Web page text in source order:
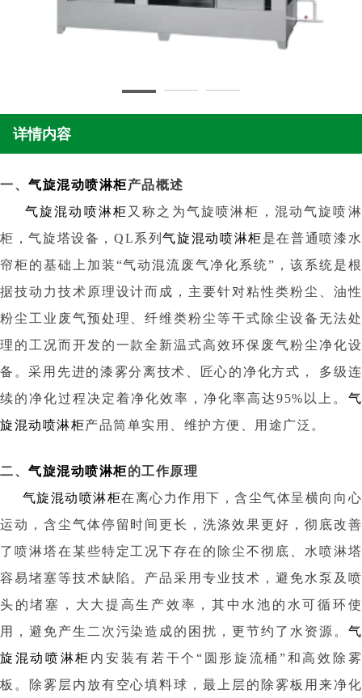
详情内容
一、 气旋混动喷淋柜产品概述
气旋混动喷淋柜 又称之为气旋喷淋柜，混动气旋喷淋
柜，气旋塔设备，QL系列气旋混动喷淋柜是在普通喷漆水
帘柜的基础上加装“气动混流废气净化系统”，该系统是根
据技动力技术原理设计而成，主要针对粘性类粉尘、油性
粉尘工业废气预处理、纤维类粉尘等干式除尘设备无法处
理的工况而开发的一款全新温式高效环保废气粉尘净化设
备。采用先进的漆雾分离技术、匠心的净化方式， 多级连
续的净化过程决定着净化效率，净化率高达95%以上。 气
旋混动喷淋柜产品筒单实用、维护方便、用途广泛。
二、 气旋混动喷淋柜的工作原理
气旋混动喷淋柜在离心力作用下，含尘气体呈横向向心
运动，含尘气体停留时间更长，洗涤效果更好，彻底改善
了喷淋塔在某些特定工况下存在的除尘不彻底、水喷淋塔
容易堵塞等技术缺陷。产品采用专业技术，避免水泵及喷
头的堵塞，大大提高生产效率，其中水池的水可循环使
用，避免产生二次污染造成的困扰，更节约了水资源。 气
旋混动喷淋柜 内安装有若干个“圆形旋流桶”和高效除雾
板。除雾层内放有空心填料球，最上层的除雾板用来净化